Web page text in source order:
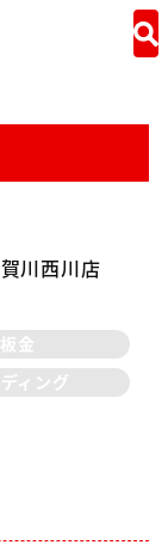
川西川店
板金
ィング